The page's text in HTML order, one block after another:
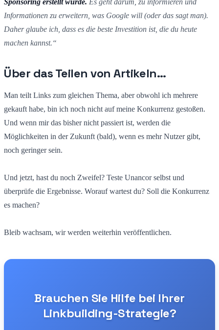
Informationen zu erweitern, was Google will (oder das sagt man).
Daher glaube ich, dass es die beste Investition ist, die du heute
machen kannst.“
Über das Teilen von Artikeln…
Man teilt Links zum gleichen Thema, aber obwohl ich mehrere
gekauft habe, bin ich noch nicht auf meine Konkurrenz gestoßen.
Und wenn mir das bisher nicht passiert ist, werden die
Möglichkeiten in der Zukunft (bald), wenn es mehr Nutzer gibt,
noch geringer sein.
Und jetzt, hast du noch Zweifel? Teste Unancor selbst und
überprüfe die Ergebnisse. Worauf wartest du? Soll die Konkurrenz
es machen?
Bleib wachsam, wir werden weiterhin veröffentlichen.
Brauchen Sie Hilfe bei Ihrer
Linkbuilding-Strategie?